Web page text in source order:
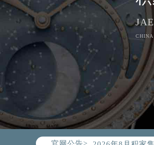
CHINA
2026年8月积家
2026年8月积家
积家官方全国统